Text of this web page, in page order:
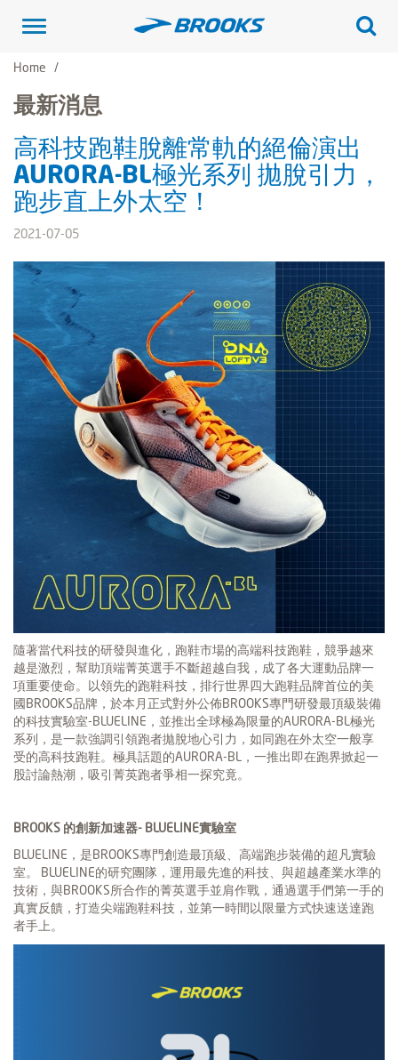
Toggle
Home
最新消息
高科技跑鞋脫離常軌的絕倫演出
AURORA-BL極光系列 拋脫引力，
跑步直上外太空！
2021-07-05
隨著當代科技的研發與進化，跑鞋市場的高端科技跑鞋，競爭越來
越是激烈，幫助頂端菁英選手不斷超越自我，成了各大運動品牌一
項重要使命。以領先的跑鞋科技，排行世界四大跑鞋品牌首位的美
國BROOKS品牌，於本月正式對外公佈BROOKS專門研發最頂級裝備
的科技實驗室-BLUELINE，並推出全球極為限量的AURORA-BL極光
系列，是一款強調引領跑者拋脫地心引力，如同跑在外太空一般享
受的高科技跑鞋。極具話題的AURORA-BL，一推出即在跑界掀起一
股討論熱潮，吸引菁英跑者爭相一探究竟。
BROOKS 的創新加速器- BLUELINE實驗室
BLUELINE，是BROOKS專門創造最頂級、高端跑步裝備的超凡實驗
室。 BLUELINE的研究團隊，運用最先進的科技、與超越產業水準的
技術，與BROOKS所合作的菁英選手並肩作戰，通過選手們第一手的
真實反饋，打造尖端跑鞋科技，並第一時間以限量方式快速送達跑
者手上。